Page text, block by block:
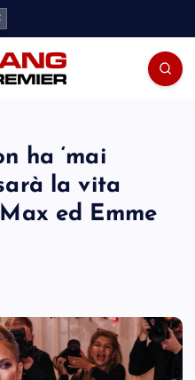
ha ‘mai
la vita
ed Emme